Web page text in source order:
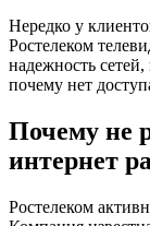
Нередко у
Ростелеком
надежность
почему нет
Почему не
интернет
Ростелеком